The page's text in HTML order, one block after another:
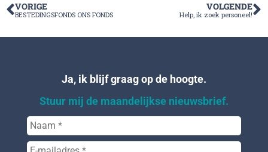
VORIGE
BESTEDINGSFONDS ONS FONDS
VOLGENDE
Help, ik zoek personeel!
Ja, ik blijf graag op de hoogte.
Stuur mij de maandelijkse nieuwsbrief.